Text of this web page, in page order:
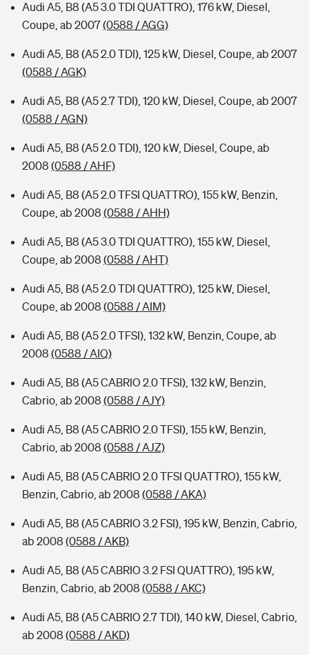
Audi A5, B8 (A5 3.0 TDI QUATTRO), 176 kW, Diesel,
Coupe, ab 2007(0588 / AGG)
Audi A5, B8 (A5 2.0 TDI), 125 kW, Diesel, Coupe, ab 2007
(0588 / AGK)
Audi A5, B8 (A5 2.7 TDI), 120 kW, Diesel, Coupe, ab 2007
(0588 / AGN)
Audi A5, B8 (A5 2.0 TDI), 120 kW, Diesel, Coupe, ab
2008 (0588 / AHF)
Audi A5, B8 (A5 2.0 TFSI QUATTRO), 155 kW, Benzin,
Coupe, ab 2008 (0588 / AHH)
Audi A5, B8 (A5 3.0 TDI QUATTRO), 155 kW, Diesel,
Coupe, ab 2008 (0588 / AHT)
Audi A5, B8 (A5 2.0 TDI QUATTRO), 125 kW, Diesel,
Coupe, ab 2008 (0588 / AIM)
Audi A5, B8 (A5 2.0 TFSI), 132 kW, Benzin, Coupe, ab
2008 (0588 / AIQ)
Audi A5, B8 (A5 CABRIO 2.0 TFSI), 132 kW, Benzin,
Cabrio, ab 2008 (0588 / AJY)
Audi A5, B8 (A5 CABRIO 2.0 TFSI), 155 kW, Benzin,
Cabrio, ab 2008 (0588 / AJZ)
Audi A5, B8 (A5 CABRIO 2.0 TFSI QUATTRO), 155 kW,
Benzin, Cabrio, ab 2008 (0588 / AKA)
Audi A5, B8 (A5 CABRIO 3.2 FSI), 195 kW, Benzin, Cabrio,
ab 2008 (0588 / AKB)
Audi A5, B8 (A5 CABRIO 3.2 FSI QUATTRO), 195 kW,
Benzin, Cabrio, ab 2008 (0588 / AKC)
Audi A5, B8 (A5 CABRIO 2.7 TDI), 140 kW, Diesel, Cabrio,
ab 2008 (0588 / AKD)